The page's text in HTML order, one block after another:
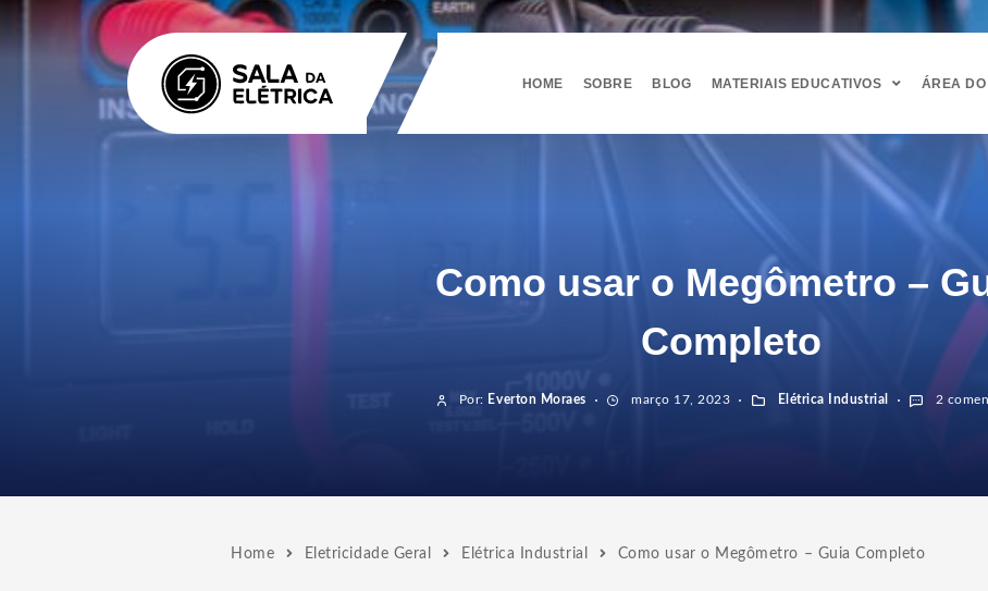
HOME SOBRE BLOG MATERIAIS EDUCATIVOS ÁREA
Como usar o Megômetro –
Completo
Por: Everton Moraes março 17, 2023 Elétrica Industrial 2
Home Eletricidade Geral Elétrica Industrial Como usar o Megômetro – Guia Completo